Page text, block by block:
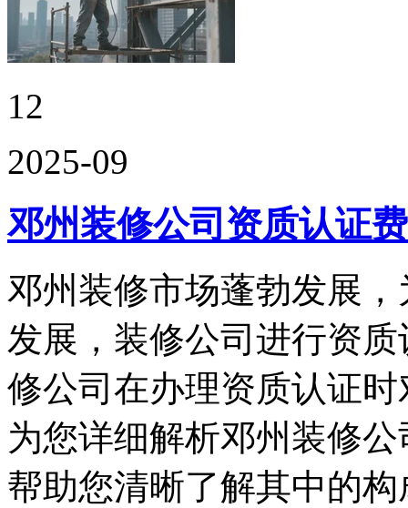
12
2025-09
邓州装修公司资质认证
邓州装修市场蓬勃发展
发展，装修公司进行资
修公司在办理资质认证
为您详细解析邓州装修
帮助您清晰了解其中的